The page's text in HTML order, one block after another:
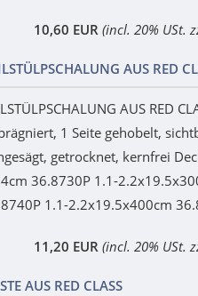
10,60 EUR (incl. 20% USt.
AUS RED
AUS RED
1 Seite gehobelt,
getrocknet, kernfrei
36.8730P 1.1-
1.1-2.2x19.5x400cm
11,20 EUR (incl. 20% USt.
AUS RED CLASS